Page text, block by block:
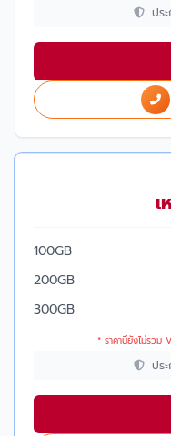
ปร
เ
100GB
200GB
300GB
* ราคานี้ยังไม่รวม
ปร